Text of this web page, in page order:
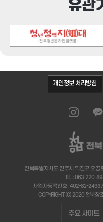
유관
개인정보 처리방침
주요 사이트
전북특별자치도 전주시 덕진구 오공
TEL : 063-220-
사업자등록번호 : 402-82-
COPYRIGHT (C) 2020 전북창